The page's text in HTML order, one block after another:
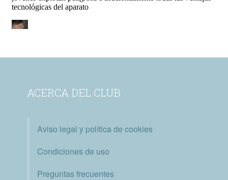
ACERCA DEL CLUB
Aviso legal y política de cookies
Condiciones de uso
Preguntas frecuentes